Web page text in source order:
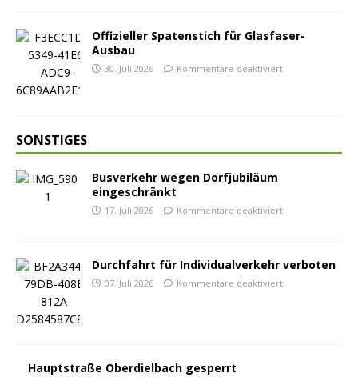
Offizieller Spatenstich für Glasfaser-
Ausbau
30. Juli 2026 Kommentare deaktiviert
SONSTIGES
Busverkehr wegen Dorfjubiläum
eingeschränkt
17. Juli 2026 Kommentare deaktiviert
Durchfahrt für Individualverkehr verboten
07. Juli 2026 Kommentare deaktiviert
Hauptstraße Oberdielbach gesperrt